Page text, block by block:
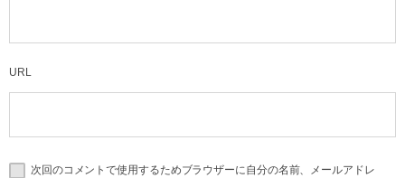
URL
次回のコメントで使用するためブラウザーに自分の名前、メールアドレ